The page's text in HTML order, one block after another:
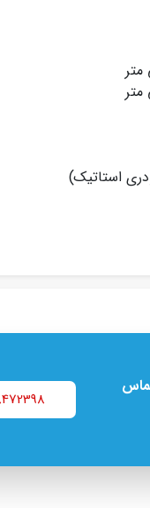
استاتیک)